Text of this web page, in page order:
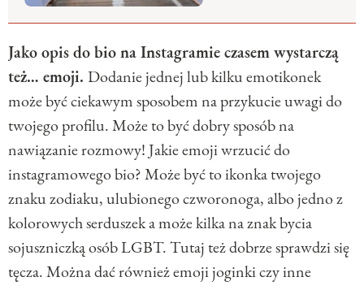
Jako opis do bio na Instagramie czasem wystarczą
też… emoji. Dodanie jednej lub kilku emotikonek
może być ciekawym sposobem na przykucie uwagi do
twojego profilu. Może to być dobry sposób na
nawiązanie rozmowy! Jakie emoji wrzucić do
instagramowego bio? Może być to ikonka twojego
znaku zodiaku, ulubionego czworonoga, albo jedno z
kolorowych serduszek a może kilka na znak bycia
sojuszniczką osób LGBT. Tutaj też dobrze sprawdzi się
tęcza. Można dać również emoji joginki czy inne